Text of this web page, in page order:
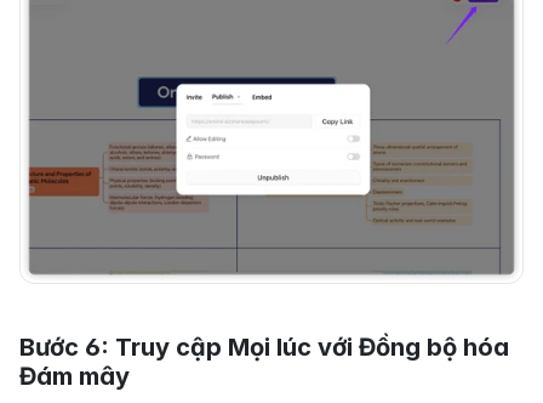
Bước 6: Truy cập Mọi lúc với Đồng bộ hóa
Đám mây